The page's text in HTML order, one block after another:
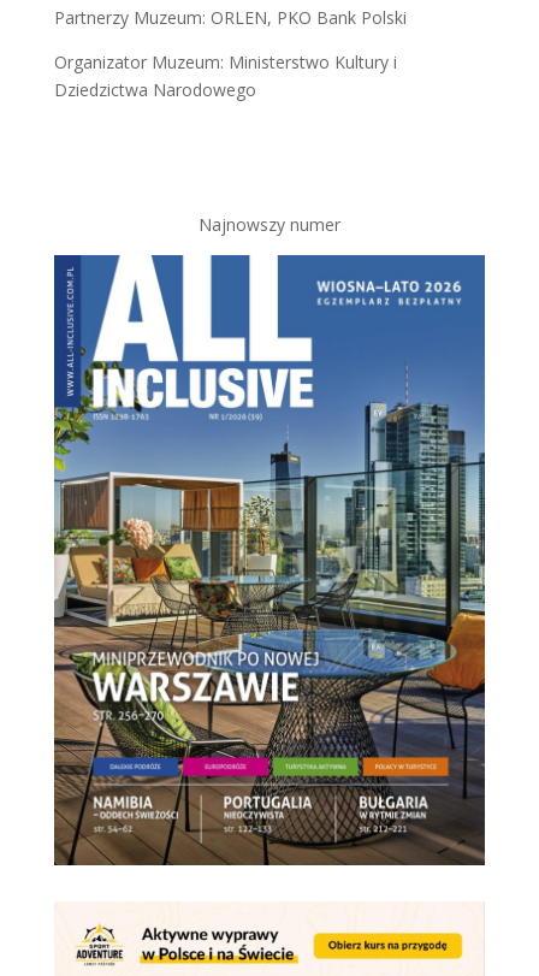
Partnerzy Muzeum: ORLEN, PKO Bank Polski
Organizator Muzeum: Ministerstwo Kultury i
Dziedzictwa Narodowego
Najnowszy numer